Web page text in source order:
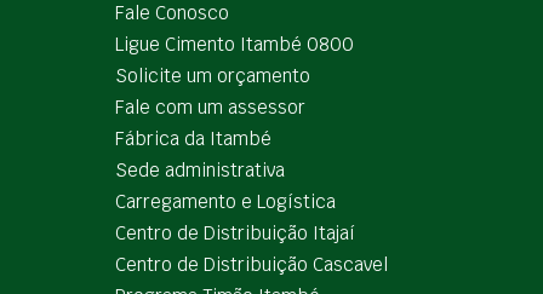
Fale Conosco
Ligue Cimento Itambé 0800
Solicite um orçamento
Fale com um assessor
Fábrica da Itambé
Sede administrativa
Carregamento e Logística
Centro de Distribuição Itajaí
Centro de Distribuição Cascavel